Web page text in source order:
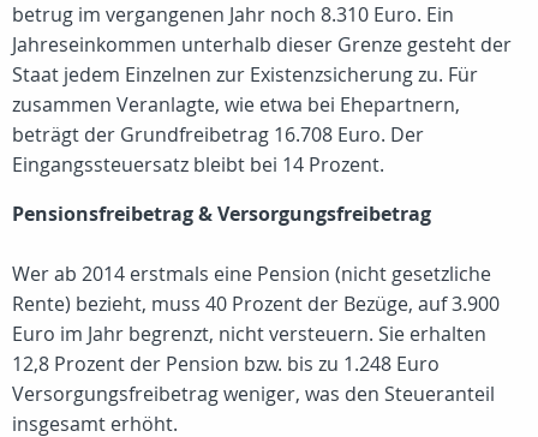
betrug im vergangenen Jahr noch 8.310 Euro. Ein
Jahreseinkommen unterhalb dieser Grenze gesteht der
Staat jedem Einzelnen zur Existenzsicherung zu. Für
zusammen Veranlagte, wie etwa bei Ehepartnern,
beträgt der Grundfreibetrag 16.708 Euro. Der
Eingangssteuersatz bleibt bei 14 Prozent.
Pensionsfreibetrag & Versorgungsfreibetrag
Wer ab 2014 erstmals eine Pension (nicht gesetzliche
Rente) bezieht, muss 40 Prozent der Bezüge, auf 3.900
Euro im Jahr begrenzt, nicht versteuern. Sie erhalten
12,8 Prozent der Pension bzw. bis zu 1.248 Euro
Versorgungsfreibetrag weniger, was den Steueranteil
insgesamt erhöht.